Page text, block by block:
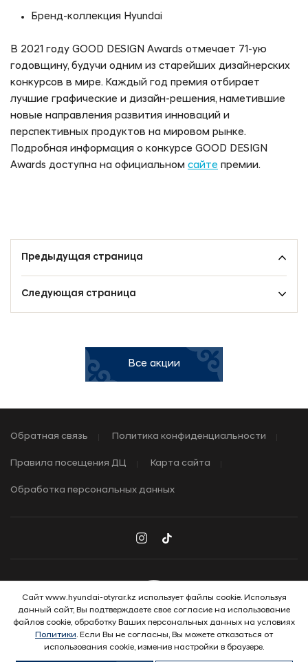
Бренд-коллекция Hyundai
В 2021 году GOOD DESIGN Awards отмечает 71-ую
годовщину, будучи одним из старейших дизайнерских
конкурсов в мире. Каждый год премия отбирает
лучшие графические и дизайн-решения, наметившие
новые направления развития инноваций и
перспективных продуктов на мировом рынке.
Подробная информация о конкурсе GOOD DESIGN
Awards доступна на официальном сайте премии.
Предыдущая страница
Следующая страница
Все акции
Обратная связь Политика конфиденциальности
Правила посещения ДЦ Карта сайта
Обработка персональных данных
© 2026 Hyundai Motor Company
Сайт www.hyundai-otyrar.kz использует файлы cookie. Используя
данный сайт, Вы подтверждаете свое согласие на использование
файлов cookie, обработку Ваших персональных данных на условиях
Политики. Если Вы не согласны, Вы можете отказаться от
использования cookie, изменив настройки в браузере.
ВЫГОДНЫЕ УСЛОВИЯ